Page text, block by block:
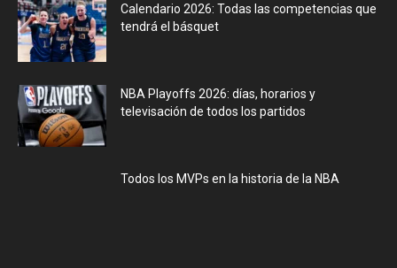
Calendario 2026: Todas las competencias que
tendrá el básquet
NBA Playoffs 2026: días, horarios y
televisación de todos los partidos
Todos los MVPs en la historia de la NBA